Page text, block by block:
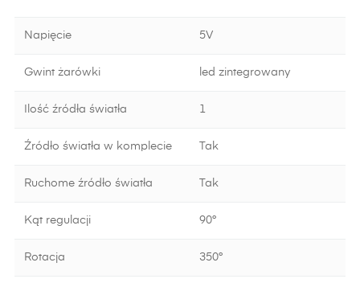
Napięcie 5V
Gwint żarówki led zintegrowany
Ilość źródła światła 1
Źródło światła w komplecie Tak
Ruchome źródło światła Tak
Kąt regulacji 90°
Rotacja 350°